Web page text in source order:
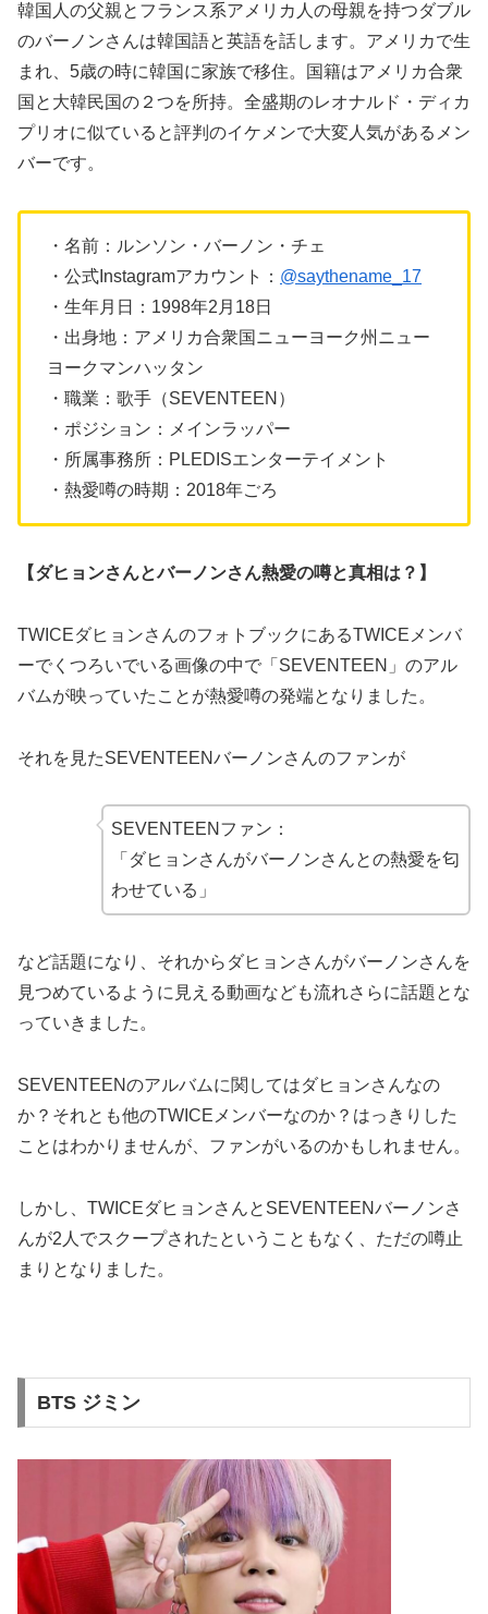
韓国人の父親とフランス系アメリカ人の母親を持つダブル
のバーノンさんは韓国語と英語を話します。アメリカで生
まれ、5歳の時に韓国に家族で移住。国籍はアメリカ合衆
国と大韓民国の２つを所持。全盛期のレオナルド・ディカ
プリオに似ていると評判のイケメンで大変人気があるメン
バーです。
・名前：ルンソン・バーノン・チェ
・公式Instagramアカウント： @saythename_17
・生年月日：1998年2月18日
・出身地：アメリカ合衆国ニューヨーク州ニュー
ヨークマンハッタン
・職業：歌手（SEVENTEEN）
・ポジション：メインラッパー
・所属事務所：PLEDISエンターテイメント
・熱愛噂の時期：2018年ごろ
【ダヒョンさんとバーノンさん熱愛の噂と真相は？】
TWICEダヒョンさんのフォトブックにあるTWICEメンバ
ーでくつろいでいる画像の中で「SEVENTEEN」のアル
バムが映っていたことが熱愛噂の発端となりました。
それを見たSEVENTEENバーノンさんのファンが
SEVENTEENファン：
「ダヒョンさんがバーノンさんとの熱愛を匂
わせている」
など話題になり、それからダヒョンさんがバーノンさんを
見つめているように見える動画なども流れさらに話題とな
っていきました。
SEVENTEENのアルバムに関してはダヒョンさんなの
か？それとも他のTWICEメンバーなのか？はっきりした
ことはわかりませんが、ファンがいるのかもしれません。
しかし、TWICEダヒョンさんとSEVENTEENバーノンさ
んが2人でスクープされたということもなく、ただの噂止
まりとなりました。
BTS ジミン